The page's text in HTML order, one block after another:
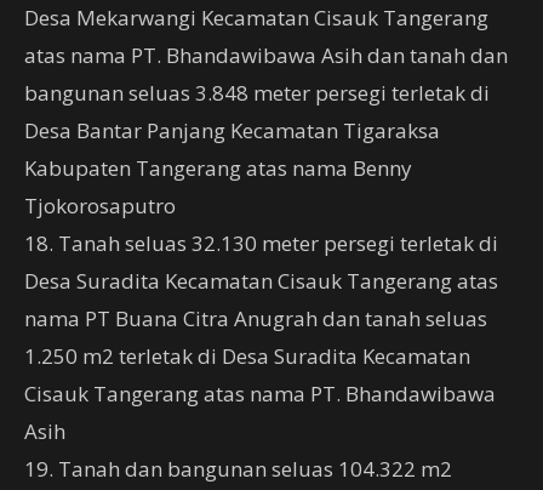
Desa Mekarwangi Kecamatan Cisauk Tangerang
atas nama PT. Bhandawibawa Asih dan tanah dan
bangunan seluas 3.848 meter persegi terletak di
Desa Bantar Panjang Kecamatan Tigaraksa
Kabupaten Tangerang atas nama Benny
Tjokorosaputro
18. Tanah seluas 32.130 meter persegi terletak di
Desa Suradita Kecamatan Cisauk Tangerang atas
nama PT Buana Citra Anugrah dan tanah seluas
1.250 m2 terletak di Desa Suradita Kecamatan
Cisauk Tangerang atas nama PT. Bhandawibawa
Asih
19. Tanah dan bangunan seluas 104.322 m2